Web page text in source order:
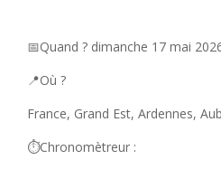
📅Quand ? dimanche 17 mai
📍Où ?
France, Grand Est, Ardennes,
⏱️Chronomètreur :